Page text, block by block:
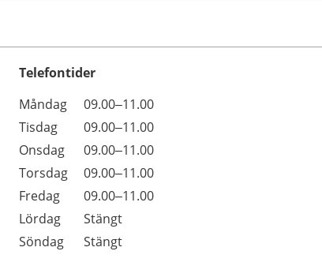
Telefontider
Dag
Öppettider
Kommentarer
Måndag
09.00–11.00
Tisdag
09.00–11.00
Onsdag
09.00–11.00
Torsdag
09.00–11.00
Fredag
09.00–11.00
Lördag
Stängt
Söndag
Stängt